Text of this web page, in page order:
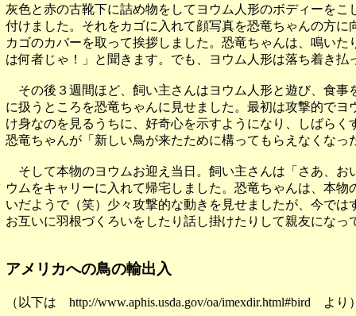
灰色と赤の古靴下に詰め物をしてヨウム人形のボディーを
付けました。それをカゴに入れて顔写真を恐竜ちゃんの方
カゴのカバーを取って挨拶しました。恐竜ちゃんは、鳴い
は何者じゃ！」と聞きます。でも、ヨウム人形は落ち着き
その後３週間ほど、飼い主さんはヨウム人形と遊び、食事
に扱うところを恐竜ちゃんに見せました。最初は攻撃的で
け身なのを見るうちに、好奇心を示すようになり、しばら
恐竜ちゃんが「新しい鳥が来たために構ってもらえなくな
そして本物のヨウムお迎え当日。飼い主さんは「さあ、お
ウムをキャリーに入れて帰宅しました。恐竜ちゃんは、本
いだようで（笑）少々攻撃的な動きを見せましたが、今で
お互いに羽根づくろいをしたり話し掛けたりして親友になっ
アメリカへの鳥の輸出入
（以下は http://www.aphis.usda.gov/oa/imexdir.html#bird より